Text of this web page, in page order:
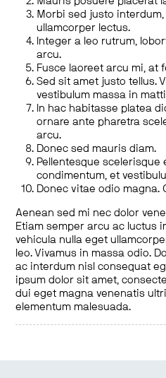
Morbi sed justo
ullamcorper lectus.
Integer a leo rutrum,
arcu.
Fusce laoreet arcu mi, at
Sed sit amet justo tellus.
vestibulum massa in
In hac habitasse platea
ornare ante pharetra
arcu.
Donec sed mauris diam.
Pellentesque scelerisque
condimentum, et
Donec vitae odio magna.
Aenean sed mi nec dolor
Etiam semper arcu ac luctus
vehicula nulla eget
leo. Vivamus in massa odio.
ac interdum nisl consequat
ipsum dolor sit amet,
dui eget magna venenatis
elementum malesuada.